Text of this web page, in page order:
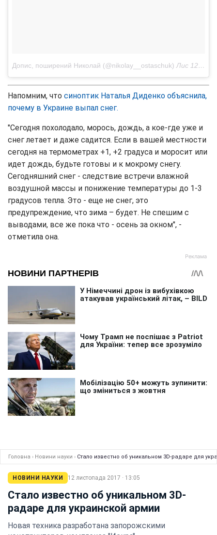
Допис, поширений Николай (@nikolay__ostaschuk) Лис 12, 2017 о 3:37 PST
Напомним, что синоптик Наталья Диденко объяснила,
почему в Украине выпал снег.
"Сегодня похолодало, морось, дождь, а кое-где уже и
снег летает и даже садится. Если в вашей местности
сегодня на термометрах +1, +2 градуса и моросит или
идет дождь, будьте готовы и к мокрому снегу.
Сегодняшний снег - следствие встречи влажной
воздушной массы и понижение температуры до 1-3
градусов тепла. Это - еще не снег, это
предупреждение, что зима – будет. Не спешим с
выводами, все же пока что - осень за окном", -
отметила она.
Головна › Новини науки › Стало известно об уникальном 3D-радаре для
НОВИНИ НАУКИ 12 листопада 2017 · 13:05
Стало известно об уникальном 3D-
радаре для украинской армии
Новая техника разработана запорожскими